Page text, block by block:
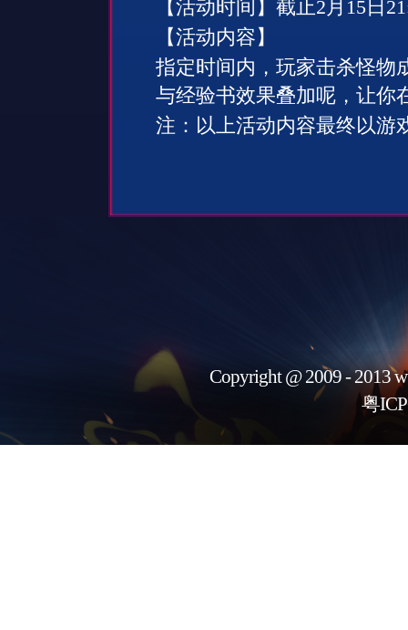
【活动时间】截止2月 15日
【活动内容】
指定时间内，玩家击杀怪物
与经验书效果叠加呢，让你
注：以上活动内容最终以游
Copyright @ 2009 - 2013
粤